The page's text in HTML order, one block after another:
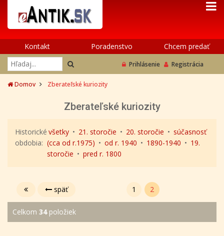
Kontakt Poradenstvo Chcem predať
Prihlásenie Registrácia
Domov Zberateľské kuriozity
Zberateľské kuriozity
Historické
obdobia:
všetky • 21. storočie • 20. storočie • súčasnosť
(cca od r.1975) • od r. 1940 • 1890-1940 • 19.
storočie • pred r. 1800
späť 1 2
Celkom 34položiek